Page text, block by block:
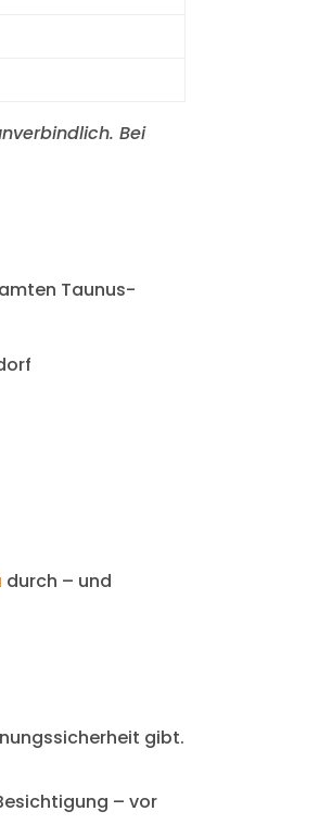
Bei
Taunus-
durch – und
gibt.
– vor